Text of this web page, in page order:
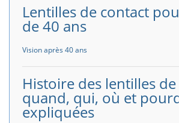
Lentilles de contact
de 40 ans
Vision après 40 ans
Histoire des lentilles
quand, qui, où et
expliquées